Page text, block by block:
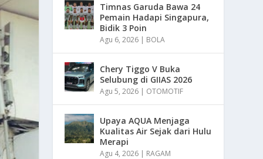
Timnas Garuda Bawa 24
Pemain Hadapi Singapura,
Bidik 3 Poin
Agu 6, 2026 | BOLA
Chery Tiggo V Buka
Selubung di GIIAS 2026
Agu 5, 2026 | OTOMOTIF
Upaya AQUA Menjaga
Kualitas Air Sejak dari Hulu
Merapi
Agu 4, 2026 | RAGAM